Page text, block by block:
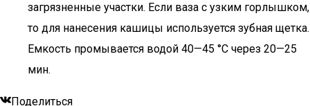
загрязненные участки. Если ваза с узким горлышком,
то для нанесения кашицы используется зубная щетка.
Емкость промывается водой 40—45 °C через 20—25
мин.
Поделиться